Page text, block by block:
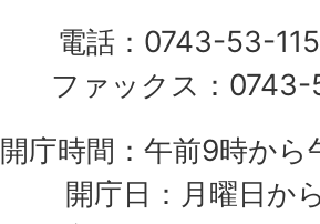
電話：0743-53-
ファックス：
開庁時間：午前9時か
開庁日：月曜日か